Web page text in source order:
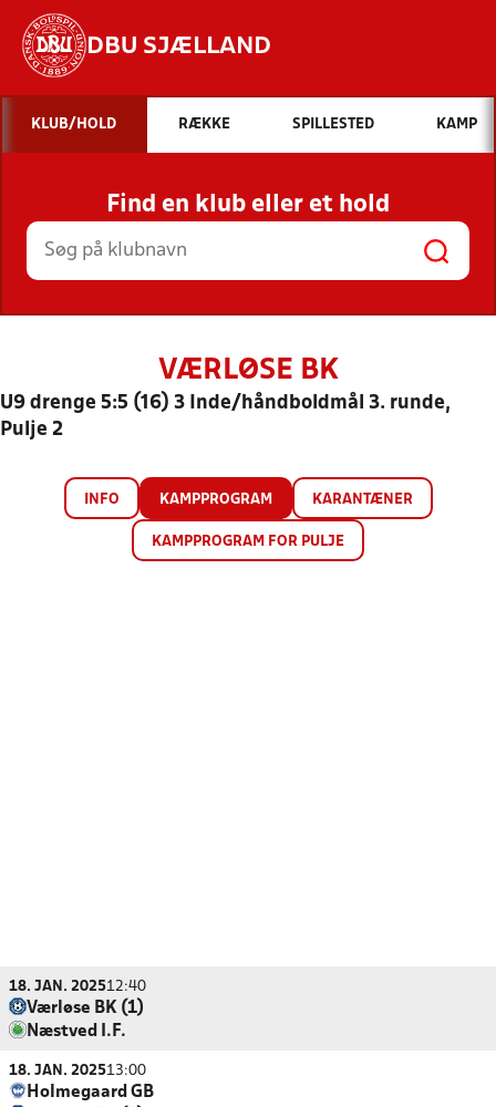
DBU SJÆLLAND
Hvad vil du søge efter?
INDHOLD OG NYHEDER
STILLINGER, RESULTATER, KLUBBER OG
HOLD
KLUB/HOLD RÆKKE SPILLESTED KAMP
Find en klub eller et hold
VÆRLØSE BK
U9 drenge 5:5 (16) 3 Inde/håndboldmål 3. runde,
Pulje 2
INFO KAMPPROGRAM KARANTÆNER
KAMPPROGRAM FOR PULJE
18. JAN. 202512:40
Værløse BK (1)
Næstved I.F.
18. JAN. 202513:00
Holmegaard GB